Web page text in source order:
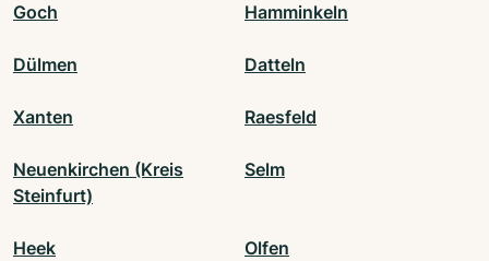
Goch Hamminkeln
Dülmen Datteln
Xanten Raesfeld
Neuenkirchen (Kreis
Steinfurt)
Selm
Heek Olfen